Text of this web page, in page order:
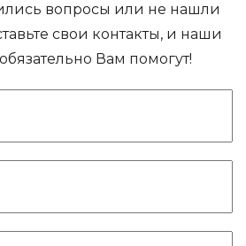
вопросы или не нашли
свои контакты, и наши
Вам помогут!